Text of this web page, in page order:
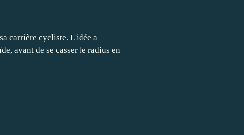
carrière cycliste. L'idée a
avant de se casser le radius en